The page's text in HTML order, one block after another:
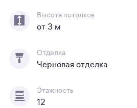
Высота потолков
от 3 м
Отделка
Черновая отделка
Этажность
12